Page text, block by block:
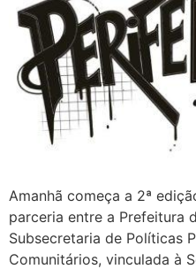
Amanhã começa a 2ª
parceria entre a Prefeitura
Subsecretaria de Políticas
Comunitários, vinculada à